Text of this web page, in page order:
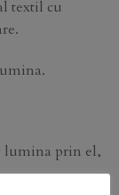
textil cu
lumina prin el,